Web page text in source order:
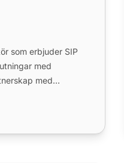
som erbjuder SIP
med
med